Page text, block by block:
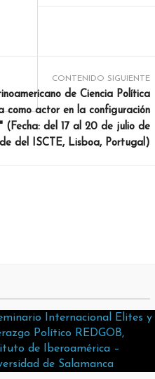
CONTENIDO SIGUIENTE
de Ciencia Política
como actor en la configuración
(Fecha: del 17 al 20 de julio de
del ISCTE, Lisboa, Portugal)